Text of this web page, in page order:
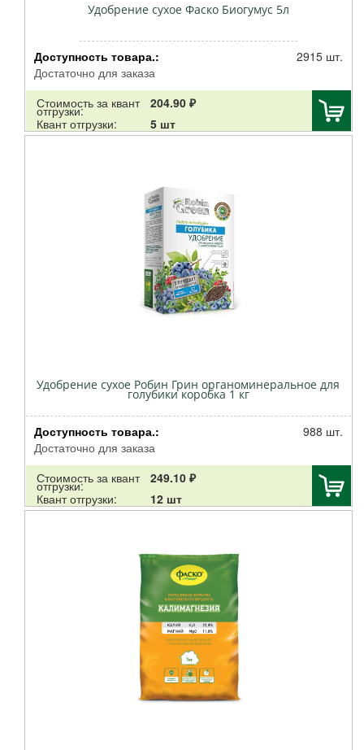
Удобрение сухое Фаско Биогумус 5л
Доступность товара.:
Достаточно для заказа
2915 шт.
Стоимость за квант
отгрузки:
204.90 ₽
Квант отгрузки:
5 шт
Удобрение сухое Робин Грин органоминеральное для
голубики коробка 1 кг
Доступность товара.:
Достаточно для заказа
988 шт.
Стоимость за квант
отгрузки:
249.10 ₽
Квант отгрузки:
12 шт